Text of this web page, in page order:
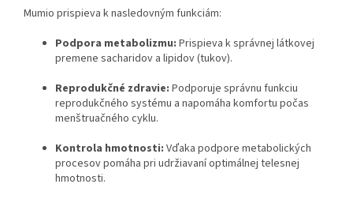
Mumio prispieva k nasledovným funkciám:
Podpora metabolizmu: Prispieva k správnej látkovej
premene sacharidov a lipidov (tukov).
Reprodukčné zdravie: Podporuje správnu funkciu
reprodukčného systému a napomáha komfortu počas
menštruačného cyklu.
Kontrola hmotnosti: Vďaka podpore metabolických
procesov pomáha pri udržiavaní optimálnej telesnej
hmotnosti.